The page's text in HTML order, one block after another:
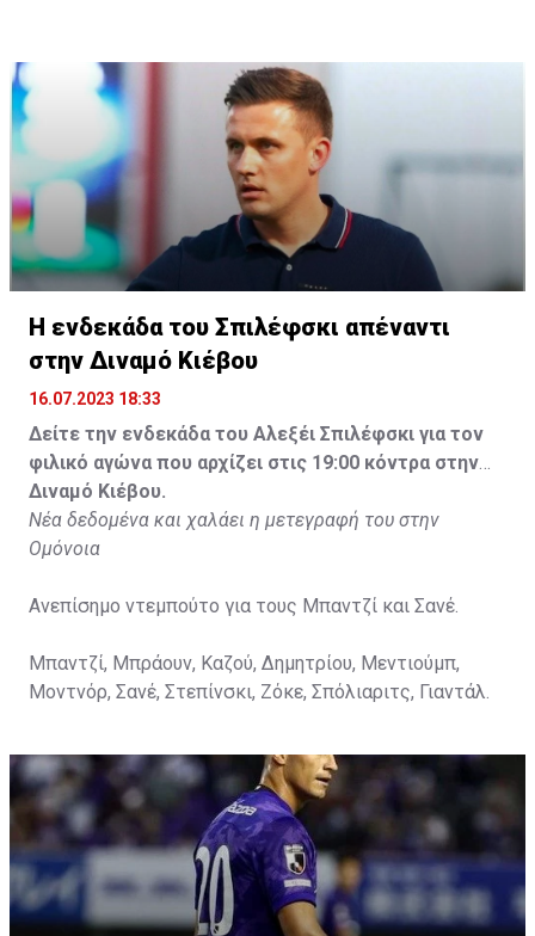
Η ενδεκάδα του Σπιλέφσκι απέναντι
στην Διναμό Κιέβου
16.07.2023 18:33
Δείτε την ενδεκάδα του Αλεξέι Σπιλέφσκι για τον
φιλικό αγώνα που αρχίζει στις 19:00 κόντρα στην
Διναμό Κιέβου.
Νέα δεδομένα και χαλάει η μετεγραφή του στην
Ομόνοια
Ανεπίσημο ντεμπούτο για τους Μπαντζί και Σανέ.
Μπαντζί, Μπράουν, Καζού, Δημητρίου, Μεντιούμπ,
Μοντνόρ, Σανέ, Στεπίνσκι, Ζόκε, Σπόλιαριτς, Γιαντάλ.